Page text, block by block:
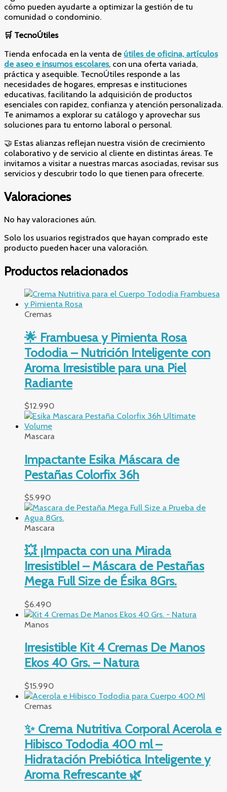
cómo pueden ayudarte a optimizar la gestión de tu
comunidad o condominio.
🛒 TecnoÚtiles
Tienda enfocada en la venta de útiles de oficina, artículos
de aseo e insumos escolares, con una oferta variada,
práctica y asequible. TecnoÚtiles responde a las
necesidades de hogares, empresas e instituciones
educativas, facilitando la adquisición de productos
esenciales con rapidez, confianza y atención personalizada.
Te animamos a explorar su catálogo y aprovechar sus
soluciones para tu entorno laboral o personal.
🤝 Estas alianzas reflejan nuestra visión de crecimiento
colaborativo y de servicio al cliente en distintas áreas. Te
invitamos a visitar a nuestras marcas asociadas, revisar sus
servicios y descubrir todo lo que tienen para ofrecerte.
Valoraciones
No hay valoraciones aún.
Solo los usuarios registrados que hayan comprado este
producto pueden hacer una valoración.
Productos relacionados
Cremas
🌟 Frambuesa y Pimienta Rosa
Tododia – Nutrición Inteligente con
Aroma Irresistible para una Piel
Radiante
$12.990
Mascara
Impactante Esika Máscara de
Pestañas Colorfix 36h
$5.990
Mascara
💥 ¡Impacta con una Mirada
Irresistible! – Máscara de Pestañas
Mega Full Size de Ésika 8Grs.
$6.490
Manos
Irresistible Kit 4 Cremas De Manos
Ekos 40 Grs. – Natura
$15.990
Cremas
✨ Crema Nutritiva Corporal Acerola e
Hibisco Tododia 400 ml –
Hidratación Prebiótica Inteligente y
Aroma Refrescante 🌿